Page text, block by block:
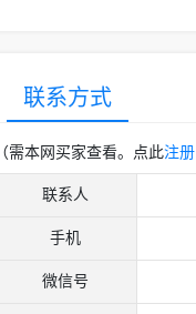
联系方式
（需本网买家查看。点此注册
联系人
手机
微信号